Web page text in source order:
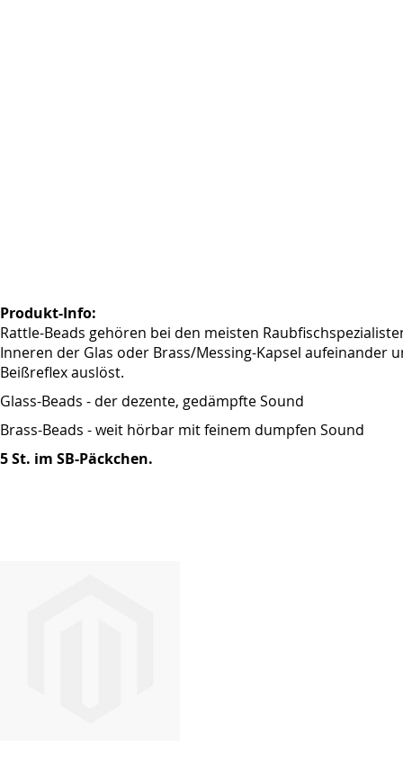
Produkt-Info:
Rattle-Beads gehören bei den meisten
Inneren der Glas oder Brass/Messing-Kapsel aufeinander
Beißreflex auslöst.
Glass-Beads - der dezente, gedämpfte Sound
Brass-Beads - weit hörbar mit feinem dumpfen Sound
5 St. im SB-Päckchen.